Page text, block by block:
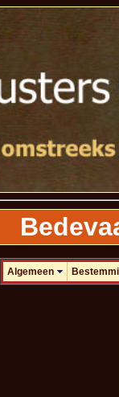
Algemeen